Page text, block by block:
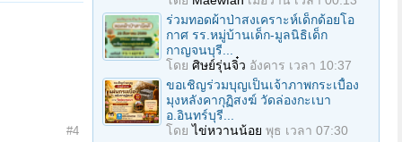
#4
ร่วมทอดผ้าป่าสงเคราะห์เด็กด้อยโอ
กาศ รร.หมู่บ้านเด็ก-มูลนิธิเด็ก
กาญจนบุรี...
โดย ศิษย์รุ่นจิ๋ว อังคาร เวลา 10:37
ขอเชิญร่วมบุญเป็นเจ้าภาพกระเบื้อง
มุงหลังคากุฏิสงฆ์ วัดล่องกะเบา
อ.อินทร์บุรี...
โดยไข่หวานน้อย พุธ เวลา 07:30